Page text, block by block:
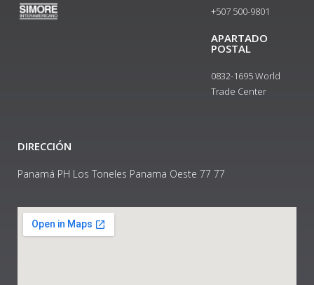
+507 500-9801​
APARTADO
POSTAL
0832-1695 World
Trade Center
DIRECCIÓN
Panamá PH Los Toneles Panama Oeste 77 77